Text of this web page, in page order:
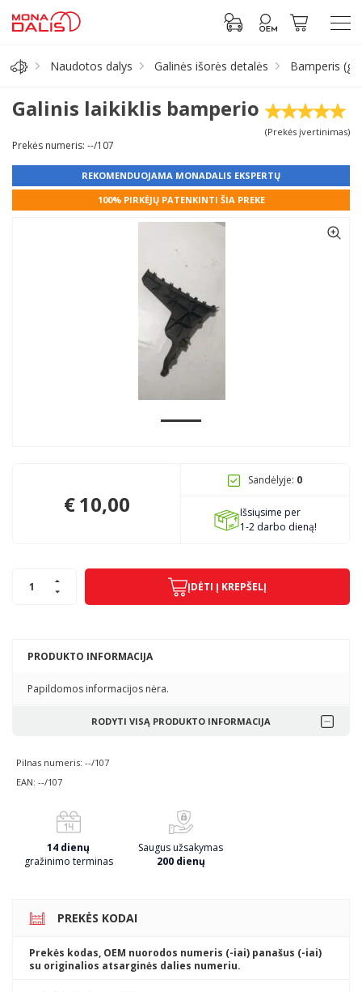
Antifrizas
Prisijungti prie paskyros
Pagojo k., Uosių g. 124, Kelmės raj.
+370 68306302
Naudotos dalys Galinės išorės detalės Bamperis
Galinis laikiklis bamperio
(Prekės įvertinimas)
Prekės numeris: --/107
REKOMENDUOJAMA MONADALIS EKSPERTŲ
100% PIRKĖJŲ PATENKINTI ŠIA PREKE
PRODUKTO INFORMACIJA
Papildomos informacijos nėra.
RODYTI VISĄ PRODUKTO INFORMACIJA
Pilnas numeris: --/107
EAN: --/107
14 dienų
gražinimo terminas
Saugus užsakymas
200 dienų
€10,00
Sandėlyje: 0
Išsiųsime per
1-2 darbo dieną!
ĮDĖTI Į KREPŠELĮ
PREKĖS KODAI
Prekės kodas, OEM nuorodos numeris (-iai) panašus (-iai)
su originalios atsarginės dalies numeriu.